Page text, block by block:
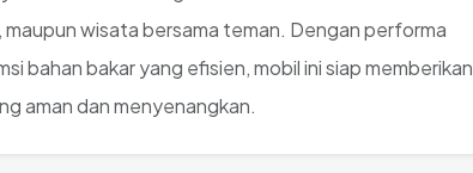
maupun wisata bersama teman. Dengan performa
bahan bakar yang efisien, mobil ini siap memberikan
aman dan menyenangkan.